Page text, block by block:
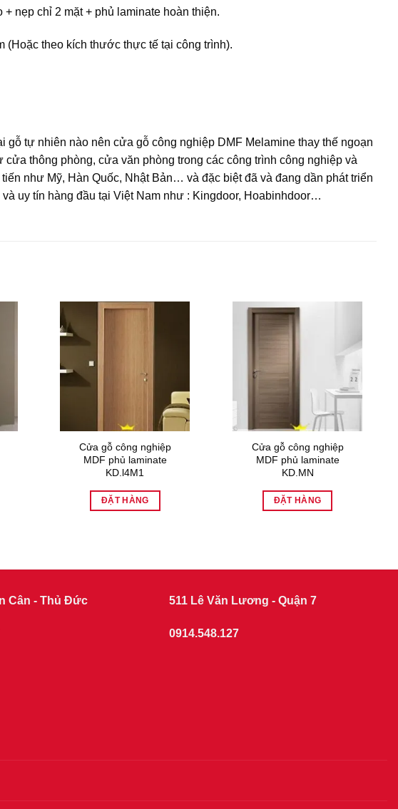
nẹp chỉ 2 mặt + phủ laminate hoàn thiện.
(Hoặc theo kích thước thực tế tại công trình).
gỗ tự nhiên nào nên cửa gỗ công nghiệp DMF Melamine thay thế ngoạn
thông phòng, cửa văn phòng trong các công trình công nghiệp và
như Mỹ, Hàn Quốc, Nhật Bản… và đặc biệt đã và đang dần phát triển
uy tín hàng đầu tại Việt Nam như : Kingdoor, Hoabinhdoor…
Cửa gỗ công nghiệp
MDF phủ laminate
KD.l4M1
ĐẶT HÀNG
Cửa gỗ công nghiệp
MDF phủ laminate
KD.MN
ĐẶT HÀNG
Cân - Thủ Đức 511 Lê Văn Lương - Quận 7
0914.548.127